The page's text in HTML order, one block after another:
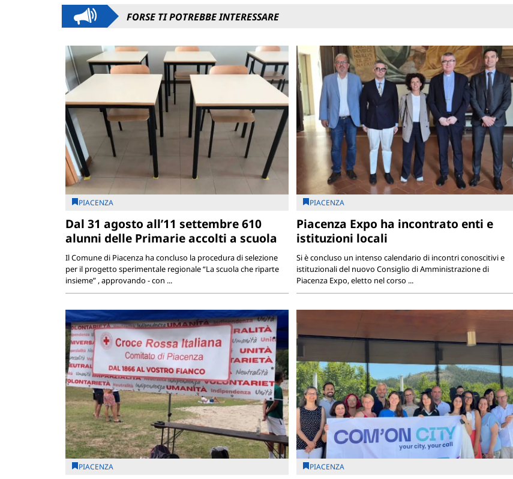
FORSE TI POTREBBE INTERESSARE
PIACENZA
Dal 31 agosto all’11 settembre 610
alunni delle Primarie accolti a scuola
Il Comune di Piacenza ha concluso la procedura di selezione
per il progetto sperimentale regionale “La scuola che riparte
insieme” , approvando - con ...
PIACENZA
Piacenza Expo ha incontrato enti e
istituzioni locali
Si è concluso un intenso calendario di incontri conoscitivi e
istituzionali del nuovo Consiglio di Amministrazione di
Piacenza Expo, eletto nel corso ...
PIACENZA PIACENZA